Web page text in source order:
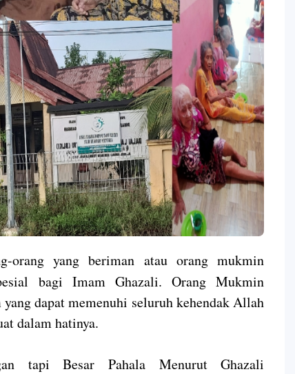
yang beriman atau orang mukmin
bagi Imam Ghazali. Orang Mukmin
dapat memenuhi seluruh kehendak Allah
dalam hatinya.
tapi Besar Pahala Menurut Ghazali